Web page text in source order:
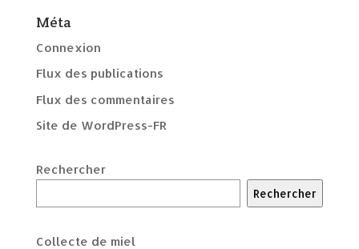
Méta
Connexion
Flux des publications
Flux des commentaires
Site de WordPress-FR
Rechercher
Rechercher
Collecte de miel